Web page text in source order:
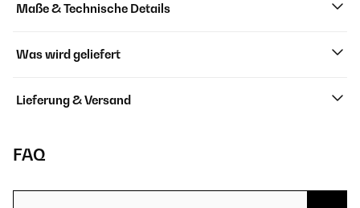
Maße & Technische Details
Was wird geliefert
Lieferung & Versand
FAQ